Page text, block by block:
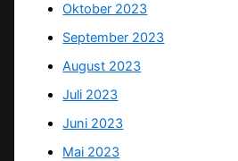
Oktober 2023
September 2023
August 2023
Juli 2023
Juni 2023
Mai 2023